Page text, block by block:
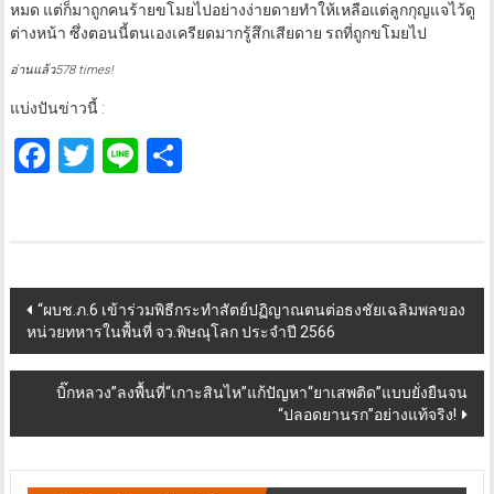
หมด แต่ก็มาถูกคนร้ายขโมยไปอย่างง่ายดายทำให้เหลือแต่ลูกกุญแจไว้ดู
ต่างหน้า ซึ่งตอนนี้ตนเองเครียดมากรู้สึกเสียดาย รถที่ถูกขโมยไป
อ่านแล้ว578 times!
แบ่งปันข่าวนี้ :
Facebook
Twitter
LineShare
Post
navigation
“ผบช.ภ.6 เข้าร่วมพิธีกระทำสัตย์ปฏิญาณตนต่อธงชัยเฉลิมพลของ
หน่วยทหารในพื้นที่ จว.พิษณุโลก ประจำปี 2566
บิ๊กหลวง”ลงพื้นที่“เกาะสินไห”แก้ปัญหา“ยาเสพติด”แบบยั่งยืนจน
“ปลอดยานรก”อย่างแท้จริง!